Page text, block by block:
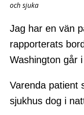
och sjuka
Jag har en vän
rapporterats
Washington går
Varenda patient
sjukhus dog i